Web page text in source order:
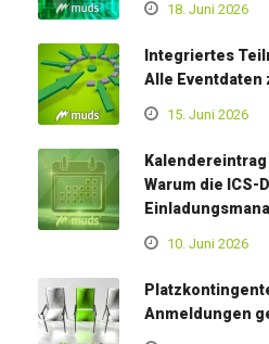
18. Juni 2026
Integriertes
Alle Eventdaten
15. Juni 2026
Warum die ICS-
10. Juni 2026
Anmeldungen